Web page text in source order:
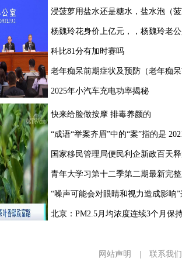
网站声明
联系我们